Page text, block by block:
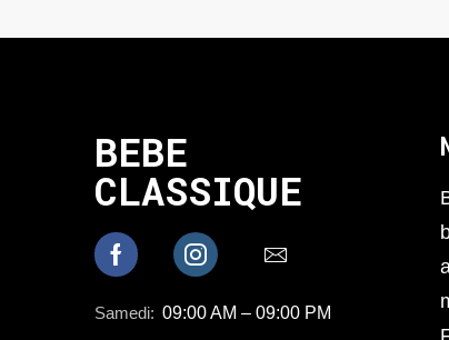
BEBE
CLASSIQUE
Samedi: 09:00 AM – 09:00 PM